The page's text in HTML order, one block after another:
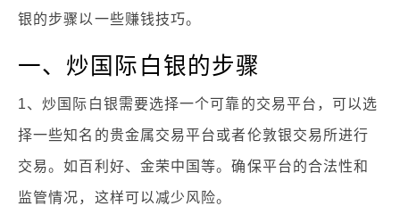
银的步骤以一些赚钱技巧。
一、炒国际白银的步骤
1、炒国际白银需要选择一个可靠的交易平台，可以选
择一些知名的贵金属交易平台或者伦敦银交易所进行
交易。如百利好、金荣中国等。确保平台的合法性和
监管情况，这样可以减少风险。